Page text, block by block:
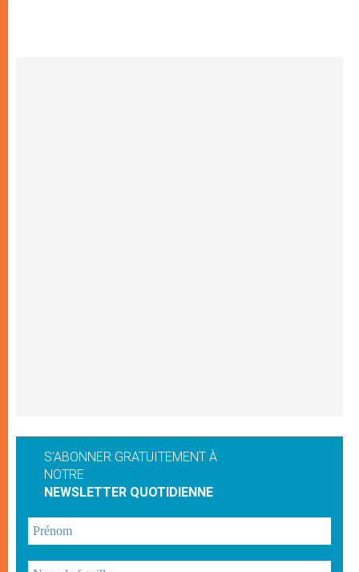
S'ABONNER GRATUITEMENT À
NOTRE
NEWSLETTER QUOTIDIENNE